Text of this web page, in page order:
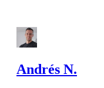
Andrés N.